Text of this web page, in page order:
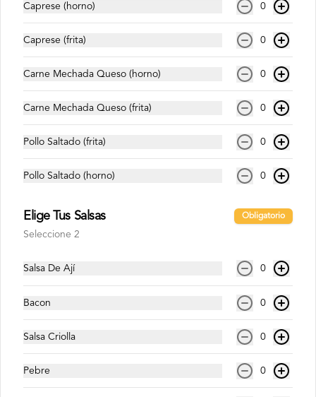
Sprite Zero 1.5 Lts
Conócenos
Caprese (horno) 0
Caprese (frita) 0
Carne Mechada Queso (horno) 0
Carne Mechada Queso (frita) 0
Pollo Saltado (frita) 0
Pollo Saltado (horno) 0
Elige Tus Salsas Obligatorio
Seleccione 2
Salsa De Ají 0
Bacon 0
Salsa Criolla 0
Pebre 0